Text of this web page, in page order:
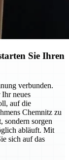
Sie Ihren
verbunden.
neues
auf die
Chemnitz zu
sondern sorgen
abläuft. Mit
sich auf das